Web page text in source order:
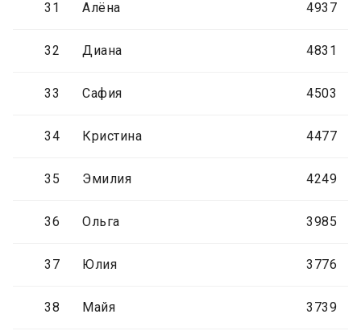
31 Алёна 4937
32 Диана 4831
33 Сафия 4503
34 Кристина 4477
35 Эмилия 4249
36 Ольга 3985
37 Юлия 3776
38 Майя 3739